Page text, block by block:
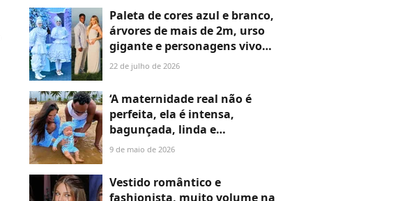
Zé Felipe: 'Não fui...'
Paleta de cores azul e branco,
árvores de mais de 2m, urso
gigante e personagens vivos:
chá de bebê do filho de
impressiona; casal revela o
nome do menino com a 11ª
letra do alfabeto
22 de julho de 2026
‘A maternidade real não é
perfeita, ela é intensa,
bagunçada, linda e
cansativa’: Carol Peixinho
e transformador’ do 1º Dia
das Mães com Bento, seu
9 de maio de 2026
Vestido romântico e
fashionista, muito volume na